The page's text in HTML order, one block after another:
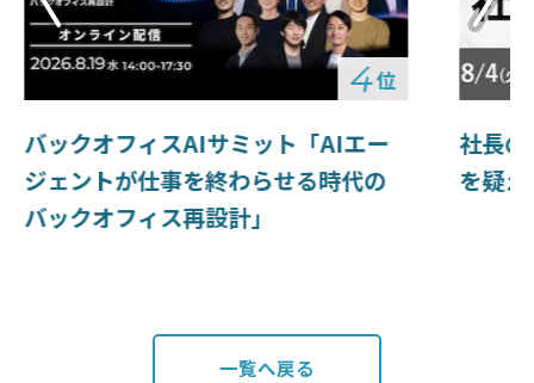
4位
バックオフィスAIサミット「AIエー
ジェントが仕事を終わらせる時代の
バックオフィス再設計」
社長
を疑え
一覧へ戻る